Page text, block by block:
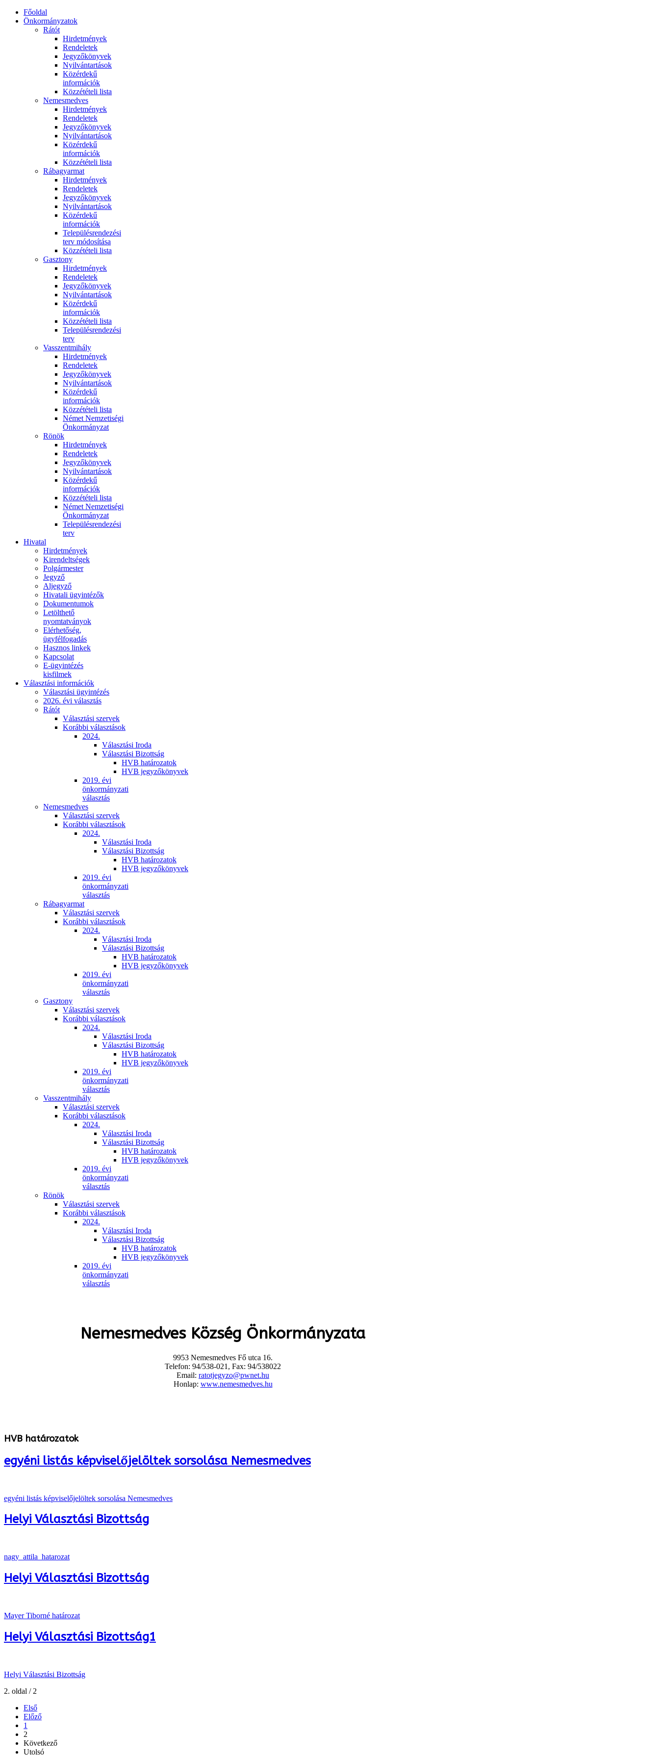
Főoldal
Önkormányzatok
Rátót
Hirdetmények
Rendeletek
Jegyzőkönyvek
Nyilvántartások
Közérdekű
információk
Közzétételi lista
Nemesmedves
Hirdetmények
Rendeletek
Jegyzőkönyvek
Nyilvántartások
Közérdekű
információk
Közzétételi lista
Rábagyarmat
Hirdetmények
Rendeletek
Jegyzőkönyvek
Nyilvántartások
Közérdekű
információk
Településrendezési
terv módosítása
Közzétételi lista
Gasztony
Hirdetmények
Rendeletek
Jegyzőkönyvek
Nyilvántartások
Közérdekű
információk
Közzétételi lista
Településrendezési
terv
Vasszentmihály
Hirdetmények
Rendeletek
Jegyzőkönyvek
Nyilvántartások
Közérdekű
információk
Közzétételi lista
Német Nemzetiségi
Önkormányzat
Rönök
Hirdetmények
Rendeletek
Jegyzőkönyvek
Nyilvántartások
Közérdekű
információk
Közzétételi lista
Német Nemzetiségi
Önkormányzat
Településrendezési
terv
Hivatal
Hirdetmények
Kirendeltségek
Polgármester
Jegyző
Aljegyző
Hivatali ügyintézők
Dokumentumok
Letölthető
nyomtatványok
Elérhetőség,
ügyfélfogadás
Hasznos linkek
Kapcsolat
E-ügyintézés
kisfilmek
Választási információk
Választási ügyintézés
2026. évi választás
Rátót
Választási szervek
Korábbi választások
2024.
Választási Iroda
Választási Bizottság
HVB határozatok
HVB jegyzőkönyvek
2019. évi
önkormányzati
választás
Nemesmedves
Választási szervek
Korábbi választások
2024.
Választási Iroda
Választási Bizottság
HVB határozatok
HVB jegyzőkönyvek
2019. évi
önkormányzati
választás
Rábagyarmat
Választási szervek
Korábbi választások
2024.
Választási Iroda
Választási Bizottság
HVB határozatok
HVB jegyzőkönyvek
2019. évi
önkormányzati
választás
Gasztony
Választási szervek
Korábbi választások
2024.
Választási Iroda
Választási Bizottság
HVB határozatok
HVB jegyzőkönyvek
2019. évi
önkormányzati
választás
Vasszentmihály
Választási szervek
Korábbi választások
2024.
Választási Iroda
Választási Bizottság
HVB határozatok
HVB jegyzőkönyvek
2019. évi
önkormányzati
választás
Rönök
Választási szervek
Korábbi választások
2024.
Választási Iroda
Választási Bizottság
HVB határozatok
HVB jegyzőkönyvek
2019. évi
önkormányzati
választás
Nemesmedves Község Önkormányzata
9953 Nemesmedves Fő utca 16.
Telefon: 94/538-021, Fax: 94/538022
Email: ratotjegyzo@pwnet.hu
Honlap: www.nemesmedves.hu
HVB határozatok
egyéni listás képviselőjelöltek sorsolása Nemesmedves
egyéni listás képviselőjelöltek sorsolása Nemesmedves
Helyi Választási Bizottság
nagy_attila_hatarozat
Helyi Választási Bizottság
Mayer Tiborné határozat
Helyi Választási Bizottság1
Helyi Választási Bizottság
2. oldal / 2
Első
Előző
1
2
Következő
Utolsó